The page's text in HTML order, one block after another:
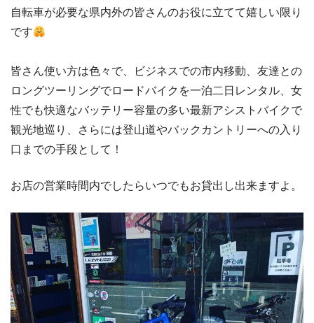
自転車が必要な県内外の皆さんのお役に立てて嬉しい限り
です
皆さん使い方は色々で、ビジネスでの市内移動、友達との
ロングツーリングでロードバイクを一泊二日レンタル、女
性でも快適なバッテリー容量の多い最新アシストバイクで
観光地巡り、さらには登山道やバックカントリーへの入り
口までの手段として！
お店の営業時間内でしたらいつでもお貸出し出来ますよ。